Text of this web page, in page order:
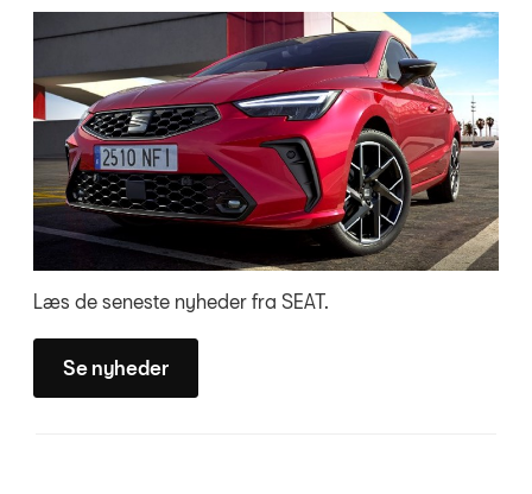
Læs de seneste nyheder fra SEAT.
Se nyheder